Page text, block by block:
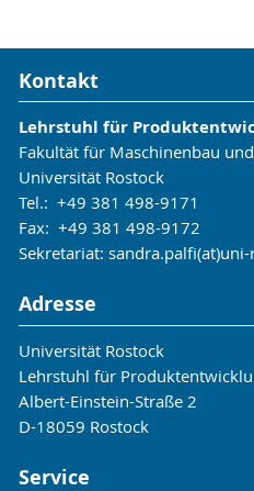
Kontakt
Lehrstuhl für
Fakultät für Maschinenbau
Universität Rostock
Tel.: +49 381 498-9171
Fax: +49 381 498-9172
Sekretariat:
Adresse
Universität Rostock
Lehrstuhl für
Albert-Einstein-Straße 2
D-18059 Rostock
Service